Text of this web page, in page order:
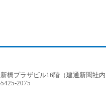
橋プラザビル16階（建通新聞社
2075